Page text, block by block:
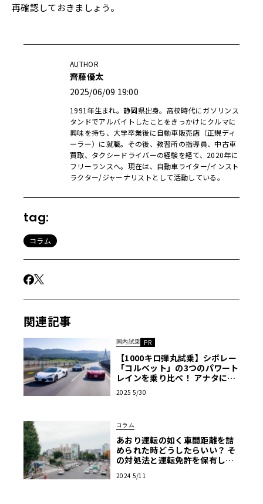
再確認しておきましょう。
AUTHOR
齊藤優太
2025/06/09 19:00
1991年生まれ。静岡県出身。高校時代にガソリンス
タンドでアルバイトしたことをきっかけにクルマに
興味を持ち、大学卒業後に自動車販売店（正規ディ
ーラー）に就職。その後、教習所の指導員、中古車
買取、タクシードライバーの経験を経て、2020年に
フリーランスへ。現在は、自動車ライター/インスト
ラクター/ジャーナリストとして活動している。
tag:
コラム
関連記事
国内試乗 PR
【1000キロ弾丸試乗】シボレー
「コルベット」の3つのパワート
レインを乗り比べ！ アナタにベ
ストなモデルは？
2025 5/30
コラム
あおり運転の如く車間距離を詰
められた時どうしたらいい？ そ
の対処法と運転免許を保有して
2024 5/11